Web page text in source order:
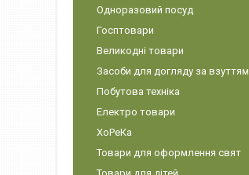
Одноразовий посуд
Госптовари
Великодні товари
Засоби для догляду за взуттям
Побутова техніка
Електро товари
ХоРеКа
Товари для оформлення свят